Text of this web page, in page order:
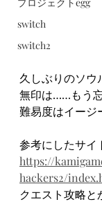
switch
switch2
久しぶりのソウ
無印は……もう忘
難易度はイージ
参考にしたサイ
https://
hackers2/
クエスト攻略と